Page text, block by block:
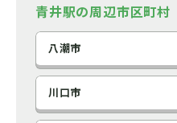
青井駅の周辺市区町村
八潮市
川口市